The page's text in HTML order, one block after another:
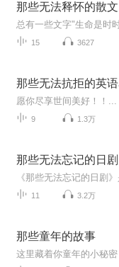
那些无法释怀的散文
15 3627
那些无法抗拒的英
愿你尽享世间美好！！...
9 1.3万
那些无法忘记的日
11 3.2万
那些童年的故事